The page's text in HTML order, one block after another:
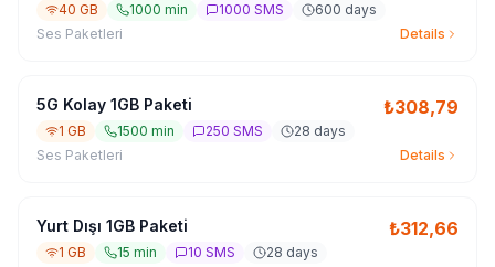
40 GB 1000 min 1000 SMS
600 days
Ses Paketleri
Details
5G Kolay 1GB Paketi ₺308,79
1 GB 1500 min 250 SMS
28 days
Ses Paketleri
Details
Yurt Dışı 1GB Paketi ₺312,66
1 GB 15 min 10 SMS
28 days